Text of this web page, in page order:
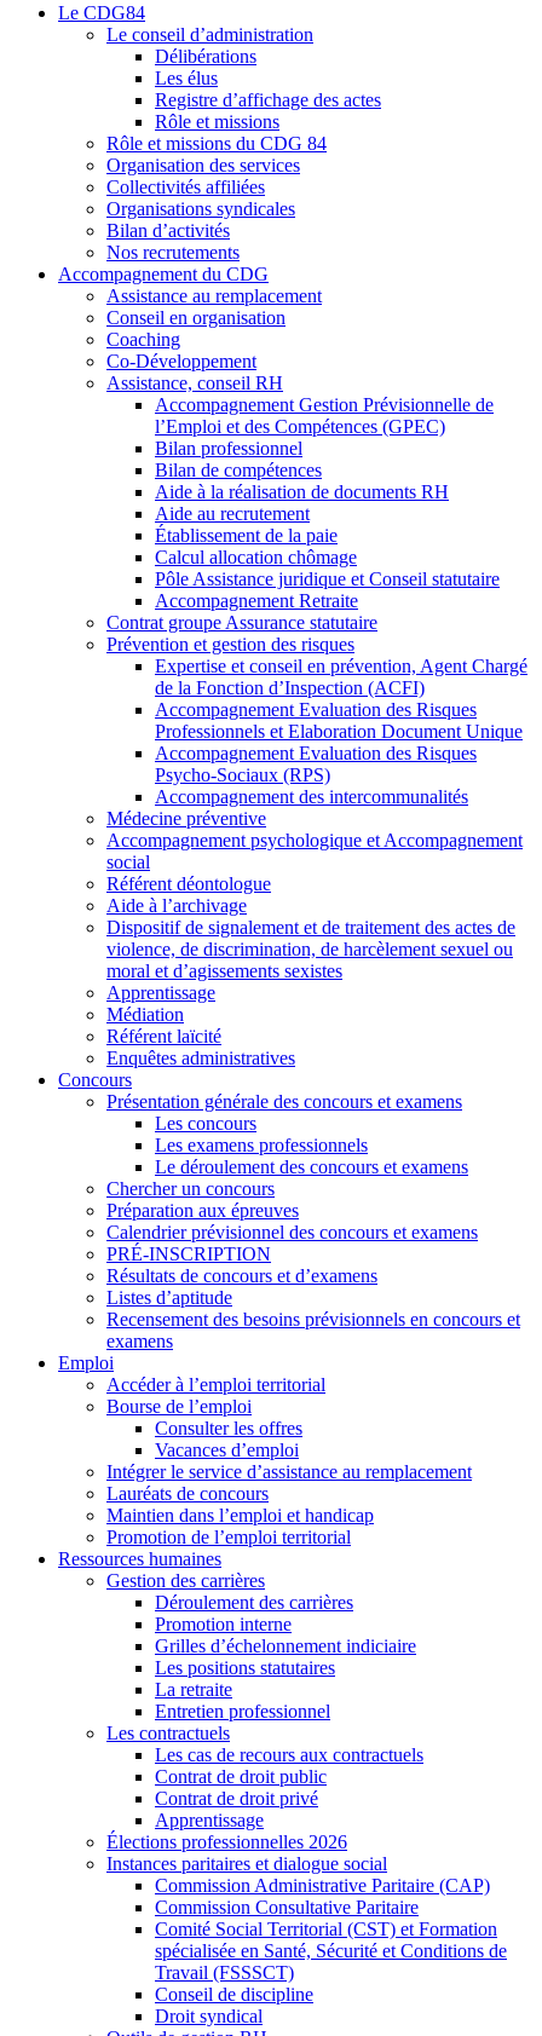
Le CDG84
Le conseil d’administration
Délibérations
Les élus
Registre d’affichage des actes
Rôle et missions
Rôle et missions du CDG 84
Organisation des services
Collectivités affiliées
Organisations syndicales
Bilan d’activités
Nos recrutements
Accompagnement du CDG
Assistance au remplacement
Conseil en organisation
Coaching
Co-Développement
Assistance, conseil RH
Accompagnement Gestion Prévisionnelle de
l’Emploi et des Compétences (GPEC)
Bilan professionnel
Bilan de compétences
Aide à la réalisation de documents RH
Aide au recrutement
Établissement de la paie
Calcul allocation chômage
Pôle Assistance juridique et Conseil statutaire
Accompagnement Retraite
Contrat groupe Assurance statutaire
Prévention et gestion des risques
Expertise et conseil en prévention, Agent Chargé
de la Fonction d’Inspection (ACFI)
Accompagnement Evaluation des Risques
Professionnels et Elaboration Document Unique
Accompagnement Evaluation des Risques
Psycho-Sociaux (RPS)
Accompagnement des intercommunalités
Médecine préventive
Accompagnement psychologique et Accompagnement
social
Référent déontologue
Aide à l’archivage
Dispositif de signalement et de traitement des actes de
violence, de discrimination, de harcèlement sexuel ou
moral et d’agissements sexistes
Apprentissage
Médiation
Référent laïcité
Enquêtes administratives
Concours
Présentation générale des concours et examens
Les concours
Les examens professionnels
Le déroulement des concours et examens
Chercher un concours
Préparation aux épreuves
Calendrier prévisionnel des concours et examens
PRÉ-INSCRIPTION
Résultats de concours et d’examens
Listes d’aptitude
Recensement des besoins prévisionnels en concours et
examens
Emploi
Accéder à l’emploi territorial
Bourse de l’emploi
Consulter les offres
Vacances d’emploi
Intégrer le service d’assistance au remplacement
Lauréats de concours
Maintien dans l’emploi et handicap
Promotion de l’emploi territorial
Ressources humaines
Gestion des carrières
Déroulement des carrières
Promotion interne
Grilles d’échelonnement indiciaire
Les positions statutaires
La retraite
Entretien professionnel
Les contractuels
Les cas de recours aux contractuels
Contrat de droit public
Contrat de droit privé
Apprentissage
Élections professionnelles 2026
Instances paritaires et dialogue social
Commission Administrative Paritaire (CAP)
Commission Consultative Paritaire
Comité Social Territorial (CST) et Formation
spécialisée en Santé, Sécurité et Conditions de
Travail (FSSSCT)
Conseil de discipline
Droit syndical